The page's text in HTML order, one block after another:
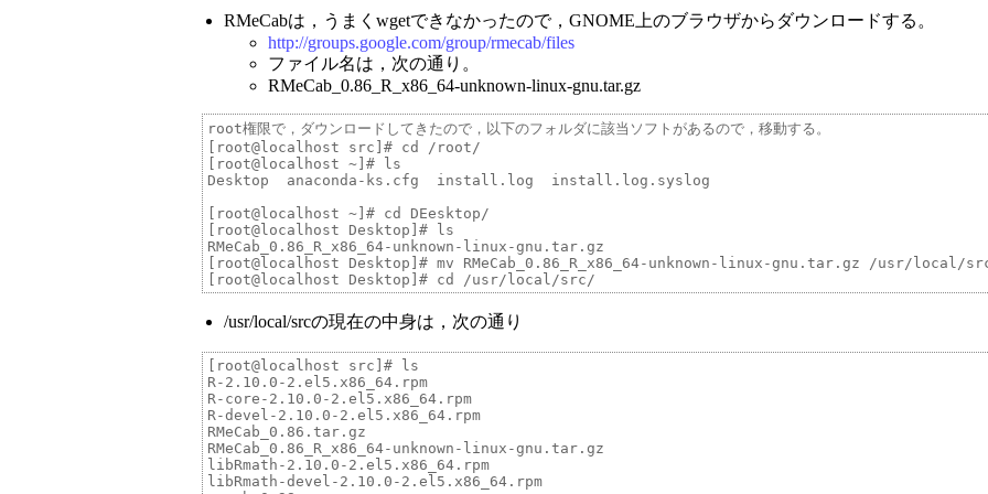
RMeCabは，うまくwgetできなかったので，GNOME上のブラウザからダウンロードする。
http://groups.google.com/group/rmecab/files
ファイル名は，次の通り。
RMeCab_0.86_R_x86_64-unknown-linux-gnu.tar.gz
root権限で，ダウンロードしてきたので，以下のフォルダに該当ソフトがあるので，移動する。
[root@localhost src]# cd /root/
[root@localhost ~]# ls
Desktop  anaconda-ks.cfg  install.log  install.log.syslog
[root@localhost ~]# cd DEesktop/
[root@localhost Desktop]# ls
RMeCab_0.86_R_x86_64-unknown-linux-gnu.tar.gz
[root@localhost Desktop]# mv RMeCab_0.86_R_x86_64-unknown-linux-gnu.tar.gz /usr/local/
/usr/local/srcの現在の中身は，次の通り
[root@localhost src]# ls
R-2.10.0-2.el5.x86_64.rpm
R-core-2.10.0-2.el5.x86_64.rpm
R-devel-2.10.0-2.el5.x86_64.rpm
RMeCab_0.86.tar.gz
RMeCab_0.86_R_x86_64-unknown-linux-gnu.tar.gz
libRmath-2.10.0-2.el5.x86_64.rpm
libRmath-devel-2.10.0-2.el5.x86_64.rpm